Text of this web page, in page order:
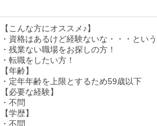
【こんな方にオススメ♪】
・資格はあるけど経験ないな・・・という
・残業ない職場をお探しの方！
・転職をしたい方！
【年齢】
・定年年齢を上限とするため59歳以下
【必要な経験】
・不問
【学歴】
・不問